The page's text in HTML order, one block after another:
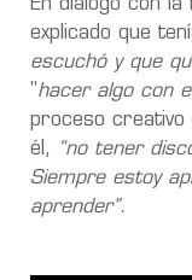
En dialogo con la
explicado que
escuchó y que
"hacer algo con
proceso
él,
“no tener
Siempre estoy
aprender”.